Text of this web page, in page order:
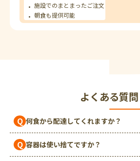
施設でのまとまったご注文
朝食も提供可能
よくある質問
Q 何食から配達してくれますか？
Q 容器は使い捨てですか？